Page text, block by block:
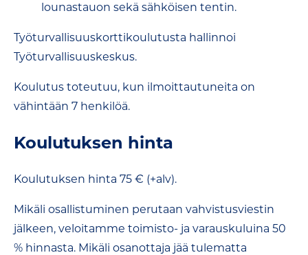
lounastauon sekä sähköisen tentin.
Työturvallisuuskorttikoulutusta hallinnoi
Työturvallisuuskeskus.
Koulutus toteutuu, kun ilmoittautuneita on
vähintään 7 henkilöä.
Koulutuksen hinta
Koulutuksen hinta 75 € (+alv).
Mikäli osallistuminen perutaan vahvistusviestin
jälkeen, veloitamme toimisto- ja varauskuluina 50
% hinnasta. Mikäli osanottaja jää tulematta